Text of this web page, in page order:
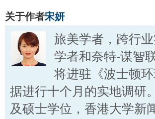
关于作者宋妍
旅美学者，跨行
学者和奈特-谋智
将进驻《波士顿
据进行十个月的实地调研
及硕士学位，香港大学新